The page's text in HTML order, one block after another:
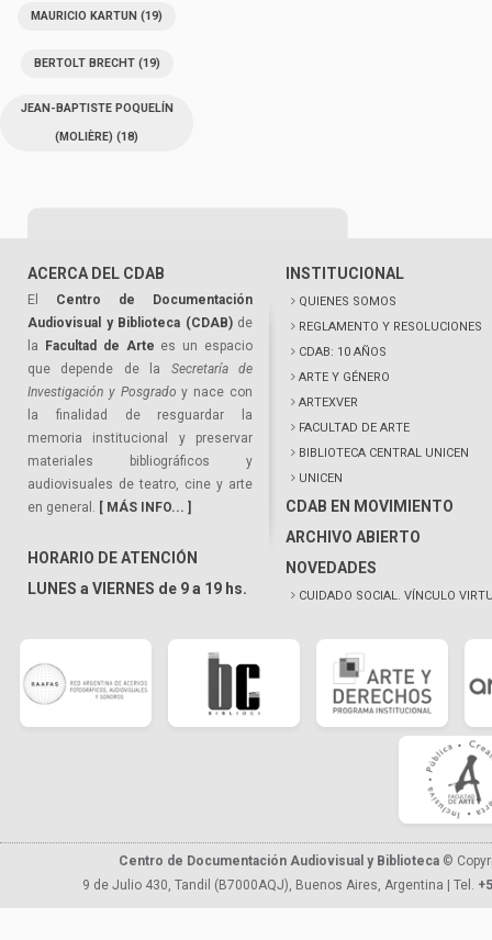
MAURICIO KARTUN (19)
BERTOLT BRECHT(19)
JEAN-BAPTISTE POQUELÍN
(MOLIÈRE) (18)
ACERCA DEL CDAB
El Centro de Documentación
Audiovisual y Biblioteca (CDAB)de
la
Facultad de Arte es un espacio
que depende de la Secretaría de
Investigación y Posgrado y nace con
la finalidad de resguardar la
memoria institucional y preservar
materiales bibliográficos y
audiovisuales de teatro, cine y arte
en general. [ MÁS INFO... ]
HORARIO DE ATENCIÓN
LUNES a VIERNES de 9 a 19 hs.
INSTITUCIONAL
QUIENES SOMOS
REGLAMENTO Y RESOLUCIONES
CDAB: 10 AÑOS
ARTE Y GÉNERO
ARTEXVER
FACULTAD DE ARTE
BIBLIOTECA CENTRAL UNICEN
UNICEN
CDAB EN MOVIMIENTO
ARCHIVO ABIERTO
NOVEDADES
CUIDADO SOCIAL. VÍNCULO
Centro de Documentación Audiovisual y Biblioteca ©
9 de Julio 430, Tandil (B7000AQJ), Buenos Aires, Argentina | Tel.